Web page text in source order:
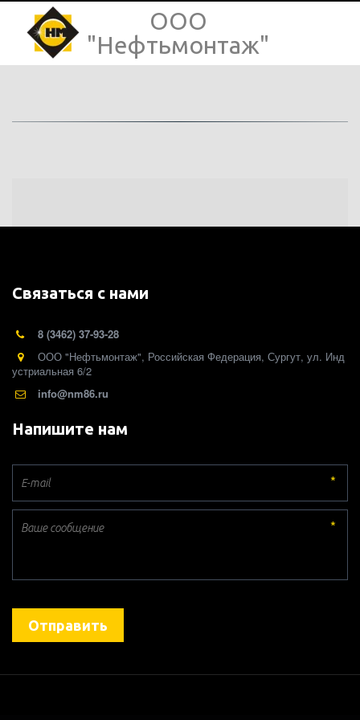
ООО
"Нефтьмонтаж"
Связаться с нами
8 (3462) 37-93-28
ООО "Нефтьмонтаж", Российская Федерация, Сургут, ул. Инд
устриальная 6/2
info@nm86.ru
Напишите нам
*
*
Отправить